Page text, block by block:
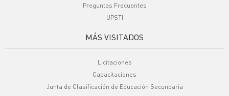
Preguntas Frecuentes
UPSTI
MÁS VISITADOS
Licitaciones
Capacitaciones
Junta de Clasificación de Educación Secundaria